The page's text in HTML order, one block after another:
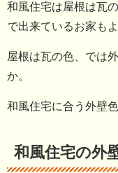
和風住宅は屋根は瓦
で出来ているお家もよ
屋根は瓦の色、では
か。
和風住宅に合う外壁
和風住宅の外